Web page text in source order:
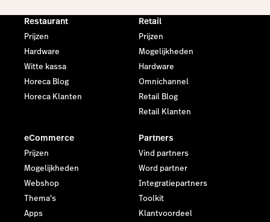
Restaurant
Prijzen
Hardware
Witte kassa
Horeca Blog
Horeca Klanten
Retail
Prijzen
Mogelijkheden
Hardware
Omnichannel
Retail Blog
Retail Klanten
eCommerce
Prijzen
Mogelijkheden
Webshop
Thema's
Apps
Partners
Vind partners
Word partner
Integratiepartners
Toolkit
Klantvoordeel